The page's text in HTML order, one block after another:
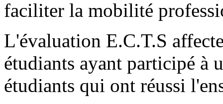
faciliter la mobilité
L'évaluation E.C.T.S
étudiants ayant participé à
étudiants qui ont réussi